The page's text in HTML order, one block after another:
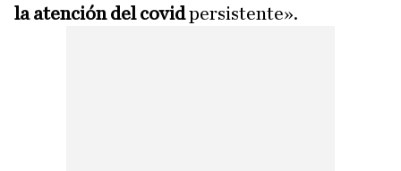
la atención del covidpersistente».